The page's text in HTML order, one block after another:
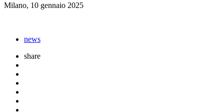
Milano, 10 gennaio 2025
news
share